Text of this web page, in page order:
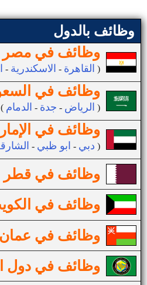
وظائف بالدول
وظائف في مصر
القاهرة - الاسكندرية - )
وظائف في
( الرياض - جدة - الدمام )
وظائف في
دبي - ابو ظبي - )
وظائف في قطر
وظائف في
وظائف في عمان
وظائف في دول